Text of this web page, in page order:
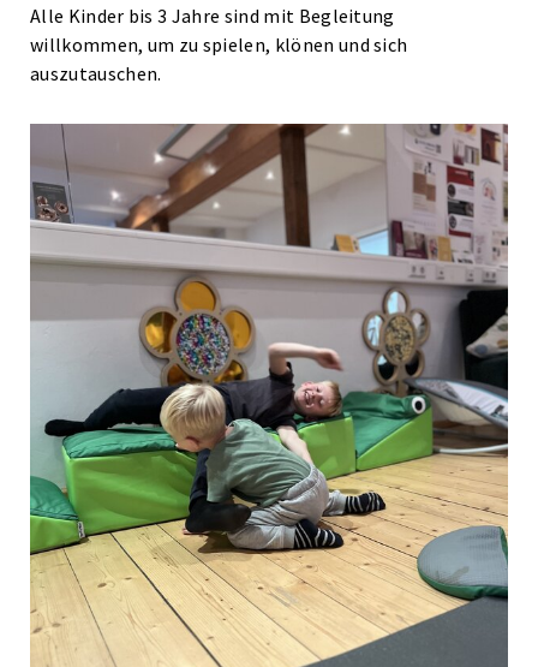
Alle Kinder bis 3 Jahre sind mit Begleitung
willkommen, um zu spielen, klönen und sich
auszutauschen.